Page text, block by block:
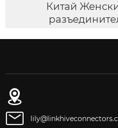
Китай